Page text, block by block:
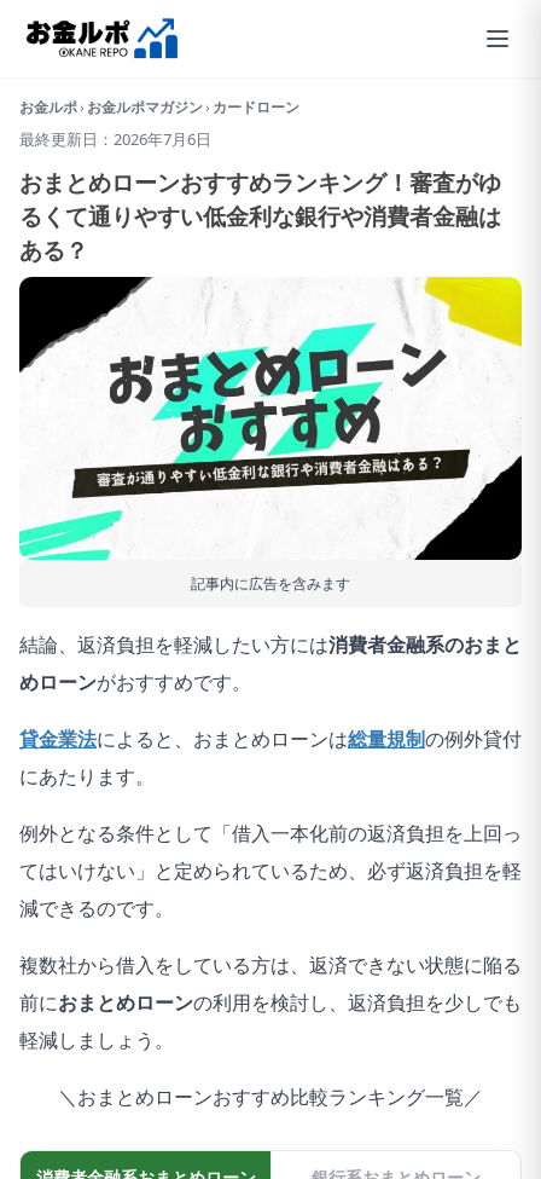
お金ルポ› お金ルポマガジン› カードローン
最終更新日：2026年7月6日
おまとめローンおすすめランキング！審査がゆ
るくて通りやすい低金利な銀行や消費者金融は
ある？
記事内に広告を含みます
結論、返済負担を軽減したい方には消費者金融系のおまと
めローンがおすすめです。
貸金業法によると、おまとめローンは総量規制の例外貸付
にあたります。
例外となる条件として「借入一本化前の返済負担を上回っ
てはいけない」と定められているため、必ず返済負担を軽
減できるのです。
複数社から借入をしている方は、返済できない状態に陥る
前におまとめローンの利用を検討し、返済負担を少しでも
軽減しましょう。
＼おまとめローンおすすめ比較ランキング一覧／